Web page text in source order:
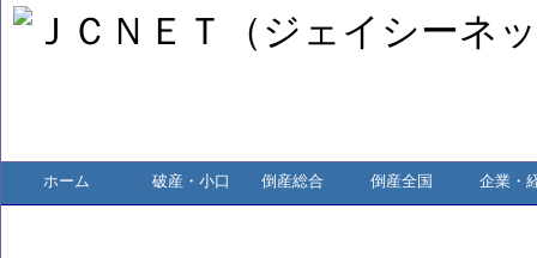
ホーム 破産・小口 倒産総合 倒産全国 企業・